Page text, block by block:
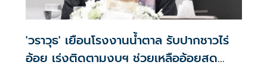
'วราวุธ' เยือนโรงงานน้ำตาล รับปากชาวไร่
อ้อย เร่งติดตามงบฯ ช่วยเหลืออ้อยสด